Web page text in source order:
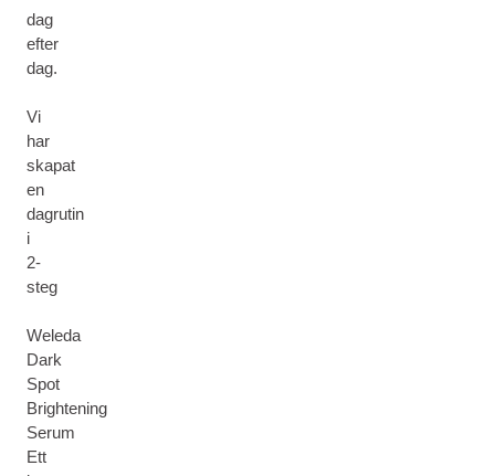
dag
efter
dag.
Vi
har
skapat
en
dagrutin
i
2-
steg
Weleda
Dark
Spot
Brightening
Serum
Ett